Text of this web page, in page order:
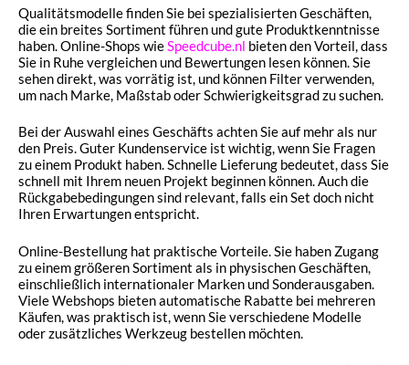
Qualitätsmodelle finden Sie bei spezialisierten Geschäften,
die ein breites Sortiment führen und gute Produktkenntnisse
haben. Online-Shops wie Speedcube.nl bieten den Vorteil, dass
Sie in Ruhe vergleichen und Bewertungen lesen können. Sie
sehen direkt, was vorrätig ist, und können Filter verwenden,
um nach Marke, Maßstab oder Schwierigkeitsgrad zu suchen.
Bei der Auswahl eines Geschäfts achten Sie auf mehr als nur
den Preis. Guter Kundenservice ist wichtig, wenn Sie Fragen
zu einem Produkt haben. Schnelle Lieferung bedeutet, dass Sie
schnell mit Ihrem neuen Projekt beginnen können. Auch die
Rückgabebedingungen sind relevant, falls ein Set doch nicht
Ihren Erwartungen entspricht.
Online-Bestellung hat praktische Vorteile. Sie haben Zugang
zu einem größeren Sortiment als in physischen Geschäften,
einschließlich internationaler Marken und Sonderausgaben.
Viele Webshops bieten automatische Rabatte bei mehreren
Käufen, was praktisch ist, wenn Sie verschiedene Modelle
oder zusätzliches Werkzeug bestellen möchten.